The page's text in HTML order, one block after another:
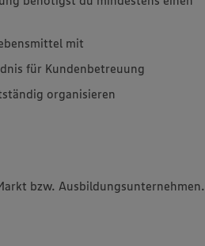
mit
für Kundenbetreuung
organisieren
bzw. Ausbildungsunternehmen.